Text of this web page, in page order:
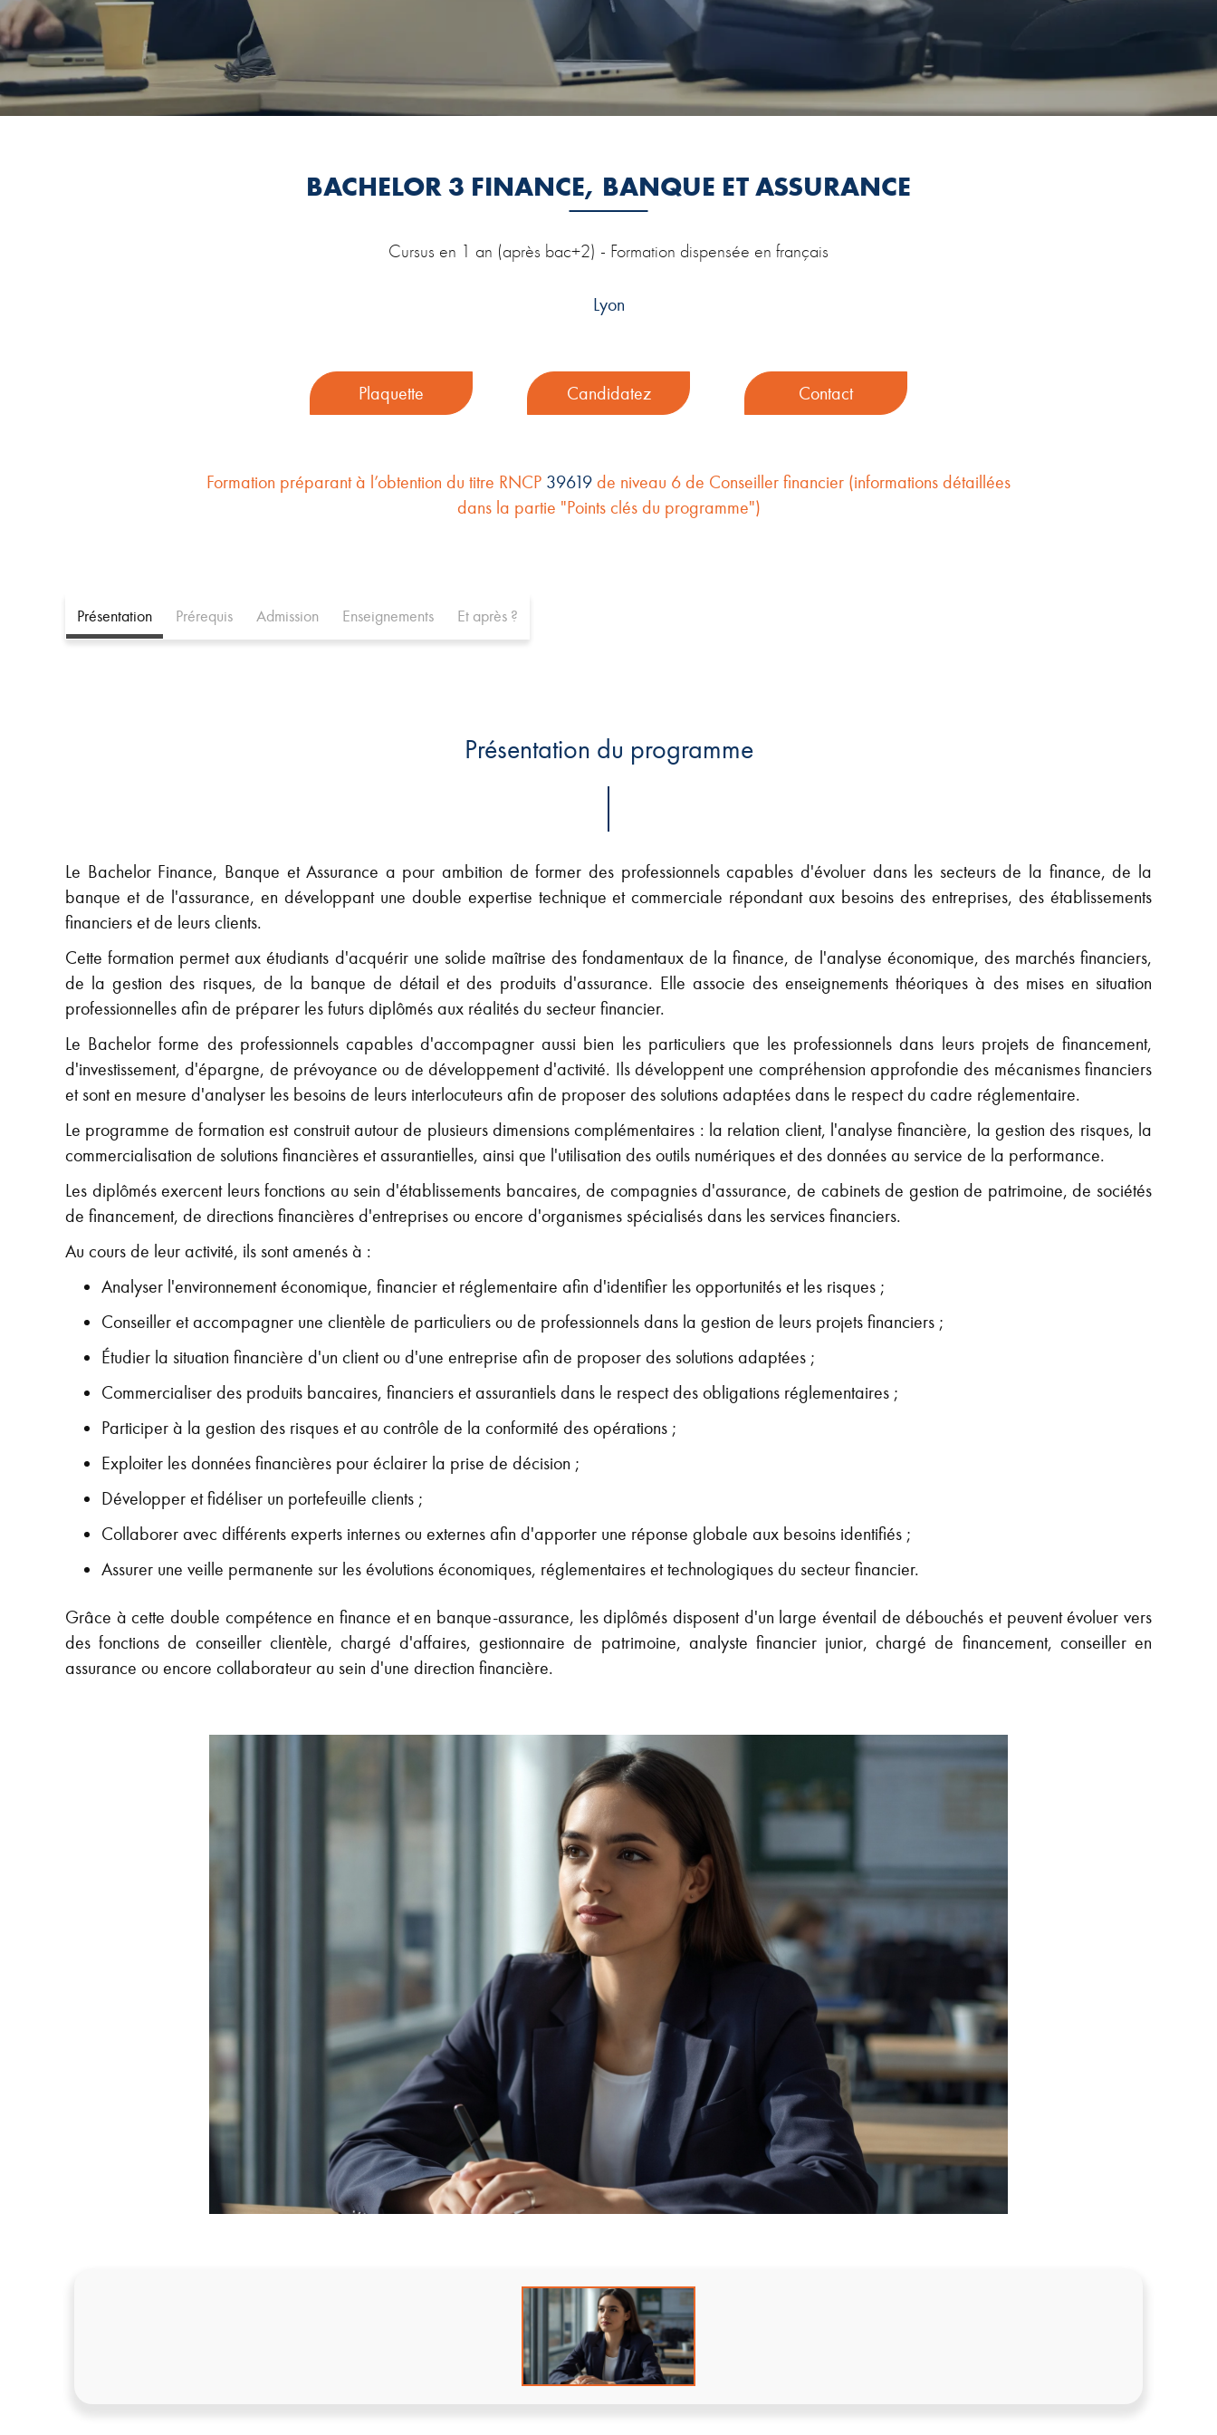
BACHELOR 3 FINANCE, BANQUE ET ASSURANCE
Cursus en 1 an (après bac+2) - Formation dispensée en français
Lyon
Plaquette Candidatez Contact
Formation préparant à l’obtention du titre RNCP 39619 de niveau 6 de Conseiller financier (informations détaillées
dans la partie "Points clés du programme")
Présentation Prérequis Admission Enseignements Et après ?
Présentation du programme
Le Bachelor Finance, Banque et Assurance a pour ambition de former des professionnels capables d'évoluer dans les secteurs de la finance, de la
banque et de l'assurance, en développant une double expertise technique et commerciale répondant aux besoins des entreprises, des établissements
financiers et de leurs clients.
Cette formation permet aux étudiants d'acquérir une solide maîtrise des fondamentaux de la finance, de l'analyse économique, des marchés financiers,
de la gestion des risques, de la banque de détail et des produits d'assurance. Elle associe des enseignements théoriques à des mises en situation
professionnelles afin de préparer les futurs diplômés aux réalités du secteur financier.
Le Bachelor forme des professionnels capables d'accompagner aussi bien les particuliers que les professionnels dans leurs projets de financement,
d'investissement, d'épargne, de prévoyance ou de développement d'activité. Ils développent une compréhension approfondie des mécanismes financiers
et sont en mesure d'analyser les besoins de leurs interlocuteurs afin de proposer des solutions adaptées dans le respect du cadre réglementaire.
Le programme de formation est construit autour de plusieurs dimensions complémentaires : la relation client, l'analyse financière, la gestion des risques, la
commercialisation de solutions financières et assurantielles, ainsi que l'utilisation des outils numériques et des données au service de la performance.
Les diplômés exercent leurs fonctions au sein d'établissements bancaires, de compagnies d'assurance, de cabinets de gestion de patrimoine, de sociétés
de financement, de directions financières d'entreprises ou encore d'organismes spécialisés dans les services financiers.
Au cours de leur activité, ils sont amenés à :
Analyser l'environnement économique, financier et réglementaire afin d'identifier les opportunités et les risques ;
Conseiller et accompagner une clientèle de particuliers ou de professionnels dans la gestion de leurs projets financiers ;
Étudier la situation financière d'un client ou d'une entreprise afin de proposer des solutions adaptées ;
Commercialiser des produits bancaires, financiers et assurantiels dans le respect des obligations réglementaires ;
Participer à la gestion des risques et au contrôle de la conformité des opérations ;
Exploiter les données financières pour éclairer la prise de décision ;
Développer et fidéliser un portefeuille clients ;
Collaborer avec différents experts internes ou externes afin d'apporter une réponse globale aux besoins identifiés ;
Assurer une veille permanente sur les évolutions économiques, réglementaires et technologiques du secteur financier.
Grâce à cette double compétence en finance et en banque-assurance, les diplômés disposent d'un large éventail de débouchés et peuvent évoluer vers
des fonctions de conseiller clientèle, chargé d'affaires, gestionnaire de patrimoine, analyste financier junior, chargé de financement, conseiller en
assurance ou encore collaborateur au sein d'une direction financière.